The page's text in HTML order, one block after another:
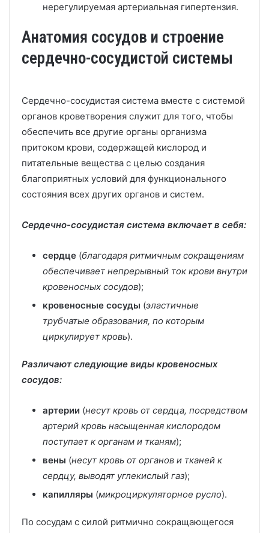
нерегулируемая артериальная гипертензия.
Анатомия сосудов и строение
сердечно-сосудистой системы
Сердечно-сосудистая система вместе с системой
органов кроветворения служит для того, чтобы
обеспечить все другие органы организма
притоком крови, содержащей кислород и
питательные вещества с целью создания
благоприятных условий для функционального
состояния всех других органов и систем.
Сердечно-сосудистая система включает в себя:
сердце (благодаря ритмичным сокращениям
обеспечивает непрерывный ток крови внутри
кровеносных сосудов);
кровеносные сосуды (эластичные
трубчатые образования, по которым
циркулирует кровь).
Различают следующие виды кровеносных
сосудов:
артерии (несут кровь от сердца, посредством
артерий кровь насыщенная кислородом
поступает к органам и тканям);
вены (несут кровь от органов и тканей к
сердцу, выводят углекислый газ);
капилляры (микроциркуляторное русло).
По сосудам с силой ритмично сокращающегося